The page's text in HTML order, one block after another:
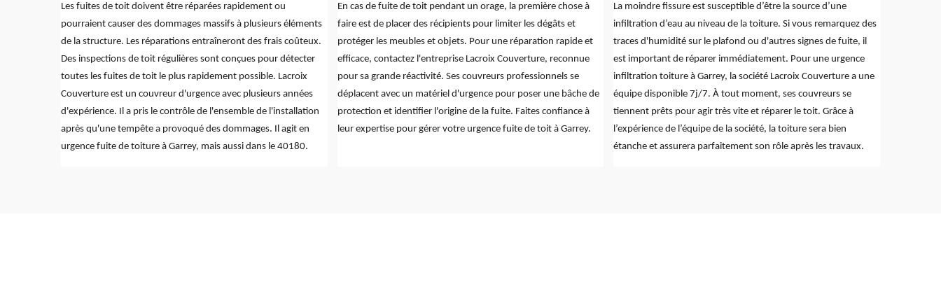
Les fuites de toit doivent être réparées rapidement ou
pourraient causer des dommages massifs à plusieurs éléments
de la structure. Les réparations entraîneront des frais coûteux.
Des inspections de toit régulières sont conçues pour détecter
toutes les fuites de toit le plus rapidement possible. Lacroix
Couverture est un couvreur d'urgence avec plusieurs années
d'expérience. Il a pris le contrôle de l'ensemble de l'installation
après qu'une tempête a provoqué des dommages. Il agit en
urgence fuite de toiture à Garrey, mais aussi dans le 40180.
En cas de fuite de toit pendant un orage, la première chose à
faire est de placer des récipients pour limiter les dégâts et
protéger les meubles et objets. Pour une réparation rapide et
efficace, contactez l'entreprise Lacroix Couverture, reconnue
pour sa grande réactivité. Ses couvreurs professionnels se
déplacent avec un matériel d'urgence pour poser une bâche de
protection et identifier l'origine de la fuite. Faites confiance à
leur expertise pour gérer votre urgence fuite de toit à Garrey.
La moindre fissure est susceptible d’être la source d’une
infiltration d’eau au niveau de la toiture. Si vous remarquez des
traces d'humidité sur le plafond ou d'autres signes de fuite, il
est important de réparer immédiatement. Pour une urgence
infiltration toiture à Garrey, la société Lacroix Couverture a une
équipe disponible 7j/7. À tout moment, ses couvreurs se
tiennent prêts pour agir très vite et réparer le toit. Grâce à
l’expérience de l’équipe de la société, la toiture sera bien
étanche et assurera parfaitement son rôle après les travaux.